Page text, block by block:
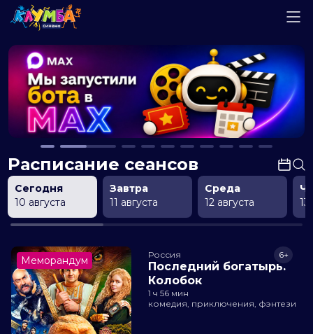
Расписание сеансов
Сегодня
10 августа
Завтра
11 августа
Среда
12 августа
13
Меморандум Россия
Последний богатырь.
Колобок
6+
1 ч 56 мин
комедия, приключения, фэнтези